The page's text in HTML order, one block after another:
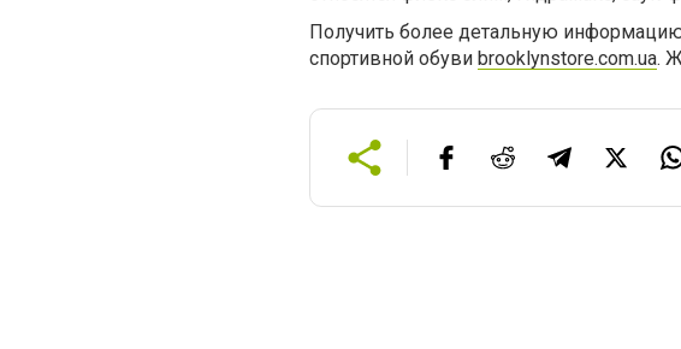
Получить более детальную
спортивной обуви brooklynstore.com.ua.